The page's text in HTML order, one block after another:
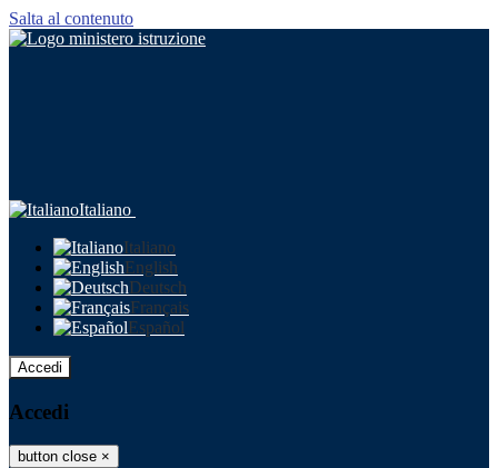
Salta al contenuto
Italiano
Italiano
English
Deutsch
Français
Español
Accedi
Accedi
button close ×